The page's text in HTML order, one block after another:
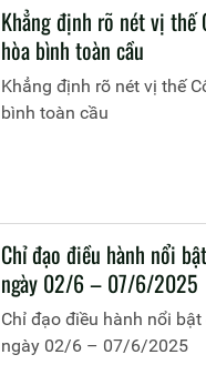
Khẳng định rõ nét vị thế
hòa bình toàn cầu
Khẳng định rõ nét vị thế
bình toàn cầu
Chỉ đạo điều hành nổi
ngày 02/6 – 07/6/2025
Chỉ đạo điều hành nổi
ngày 02/6 – 07/6/2025